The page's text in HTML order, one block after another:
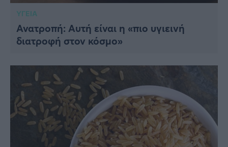
ΥΓΕΙΑ
Ανατροπή: Αυτή είναι η «πιο υγιεινή
διατροφή στον κόσμο»